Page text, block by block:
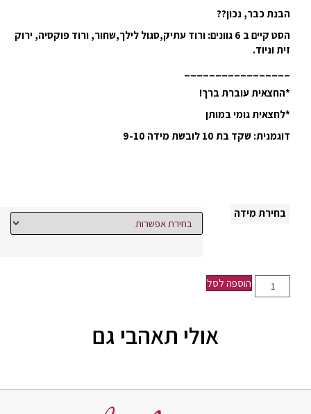
הבנת כבר, נכון??
הסט קיים ב 6 גוונים: ורוד עתיק,סגול לילך,שחור, ורוד פוקסיה, ירוק
זית וניוד.
*החצאית עוברת ברך!
*לחצאית גומי במותן
דוגמנית: שקד בת 10 לובשת מידה 9-10
בחירת מידה
הוספה לסל
אולי תאהבי גם